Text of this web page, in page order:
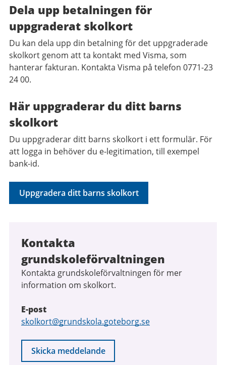
Dela upp betalningen för
uppgraderat skolkort
Du kan dela upp din betalning för det uppgraderade
skolkort genom att ta kontakt med Visma, som
hanterar fakturan. Kontakta Visma på telefon 0771-23
24 00.
Här uppgraderar du ditt barns
skolkort
Du uppgraderar ditt barns skolkort i ett formulär. För
att logga in behöver du e-legitimation, till exempel
bank-id.
Uppgradera ditt barns skolkort
Kontakta
grundskoleförvaltningen
Kontakta grundskoleförvaltningen för mer
information om skolkort.
E-post
E-
skolkort@grundskola.goteborg.se
Skicka meddelande